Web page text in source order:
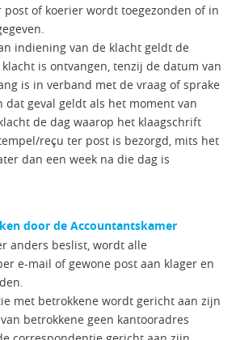
of koerier wordt toegezonden of in
indiening van de klacht geldt de
is ontvangen, tenzij de datum van
is in verband met de vraag of sprake
dat geval geldt als het moment van
de dag waarop het klaagschrift
reçu ter post is bezorgd, mits het
dan een week na die dag is
door de Accountantskamer
anders beslist, wordt alle
e-mail of gewone post aan klager en
met betrokkene wordt gericht aan zijn
betrokkene geen kantooradres